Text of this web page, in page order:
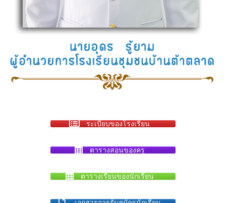
ระเบียบของโรงเรียน
ตารางสอนของครู
ตารางเรียนของนักเรียน